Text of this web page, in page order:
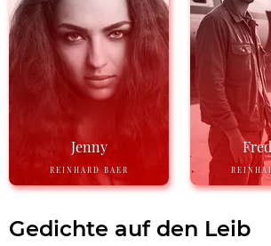
Jenny
REINHARD BAER
Gedichte auf den Leib